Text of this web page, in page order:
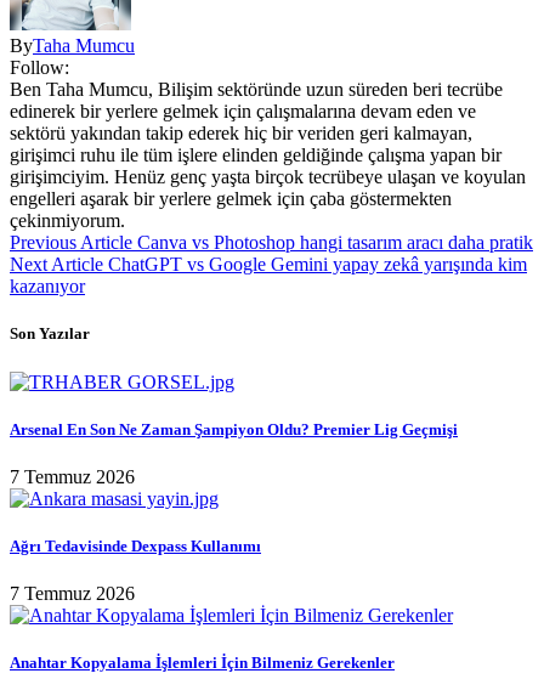
ByTaha Mumcu
Follow:
Ben Taha Mumcu, Bilişim sektöründe uzun süreden beri tecrübe
edinerek bir yerlere gelmek için çalışmalarına devam eden ve
sektörü yakından takip ederek hiç bir veriden geri kalmayan,
girişimci ruhu ile tüm işlere elinden geldiğinde çalışma yapan bir
girişimciyim. Henüz genç yaşta birçok tecrübeye ulaşan ve koyulan
engelleri aşarak bir yerlere gelmek için çaba göstermekten
çekinmiyorum.
Previous Article Canva vs Photoshop hangi tasarım aracı daha pratik
Next Article ChatGPT vs Google Gemini yapay zekâ yarışında kim
kazanıyor
Son Yazılar
Arsenal En Son Ne Zaman Şampiyon Oldu? Premier Lig Geçmişi
7 Temmuz 2026
Ağrı Tedavisinde Dexpass Kullanımı
7 Temmuz 2026
Anahtar Kopyalama İşlemleri İçin Bilmeniz Gerekenler